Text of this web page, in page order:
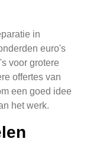
in
euro's
voor grotere
offertes van
een goed idee
het werk.